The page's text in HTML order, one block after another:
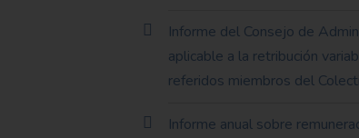
Informe del Consejo de
aplicable a la retribución
referidos miembros del
Informe anual sobre